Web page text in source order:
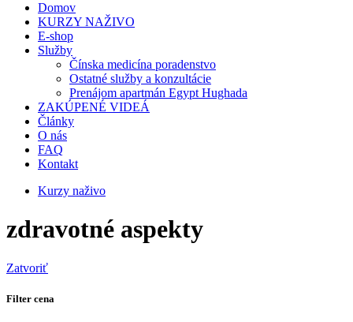
Domov
KURZY NAŽIVO
E-shop
Služby
Čínska medicína poradenstvo
Ostatné služby a konzultácie
Prenájom apartmán Egypt Hughada
ZAKÚPENÉ VIDEÁ
Články
O nás
FAQ
Kontakt
Kurzy naživo
zdravotné aspekty
Zatvoriť
Filter cena